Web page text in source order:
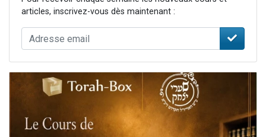
articles, inscrivez-vous dès maintenant :